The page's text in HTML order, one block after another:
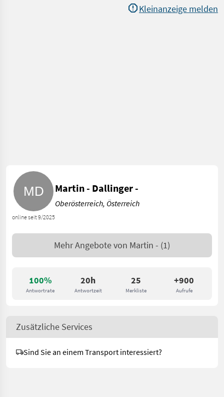
Kleinanzeige melden
100%
Antwortrate
20h
Antwortzeit
25
Merkliste
+900
Aufrufe
online seit 9/2025
Martin - Dallinger -
Oberösterreich, Österreich
Mehr Angebote von Martin - (1)
Zusätzliche Services
Sind Sie an einem Transport interessiert?